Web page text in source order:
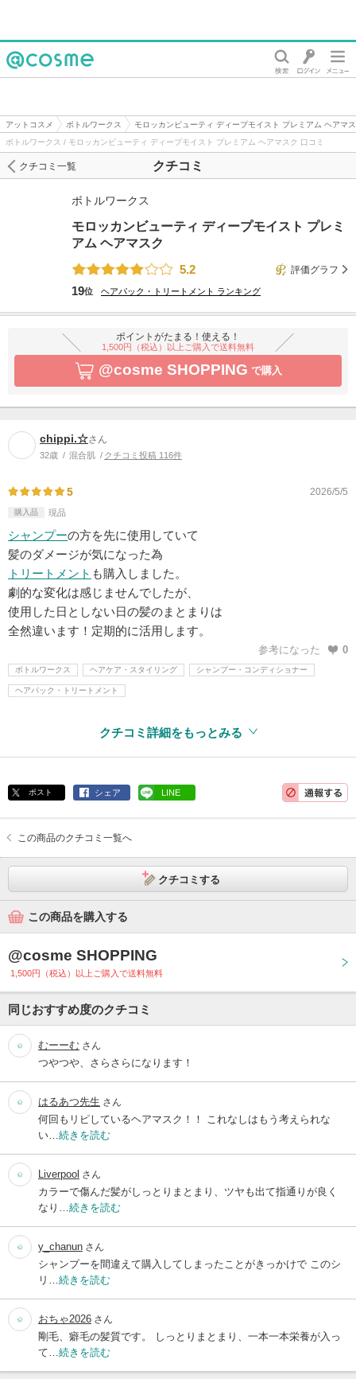
アットコスメ ボトルワークス
モロッカンビューティ ディープモイスト プレミアム ヘアマ
ボトルワークス / モロッカンビューティ ディープモイスト プレミアム ヘアマスク 口コミ
クチコミ
クチコミ一覧
ボトルワークス
モロッカンビューティ ディープモイスト プレミ
アム ヘアマスク
5.2
評価グラフ
19位 ヘアパック・トリートメント ランキング
ポイントがたまる！使える！
1,500円（税込）以上ご購入で送料無料
@cosme SHOPPING で購入
chippi.☆さん
32歳 混合肌 クチコミ投稿 116件
5 2026/5/5
購入品 現品
シャンプーの方を先に使用していて
髪のダメージが気になった為
トリートメント も購入しました。
劇的な変化は感じませんでしたが、
使用した日としない日の髪のまとまりは
全然違います！定期的に活用します。
参考になった 0
ボトルワークス ヘアケア・スタイリング シャンプー・コンディショナー
ヘアパック・トリートメント
クチコミ詳細をもっとみる
ポスト シェア LINE
この商品のクチコミ一覧へ
クチコミする
この商品を購入する
@cosme SHOPPING
1,500円（税込）以上ご購入で送料無料
同じおすすめ度のクチコミ
むーーむ さん
つやつや、さらさらになります！
はるあつ先生 さん
何回もリピしているヘアマスク！！ これなしはもう考えられな
い… 続きを読む
Liverpool さん
カラーで傷んだ髪がしっとりまとまり、ツヤも出て指通りが良く
なり… 続きを読む
y_chanun さん
シャンプーを間違えて購入してしまったことがきっかけで このシ
リ… 続きを読む
おちゃ2026 さん
剛毛、癖毛の髪質です。 しっとりまとまり、一本一本栄養が入っ
て… 続きを読む